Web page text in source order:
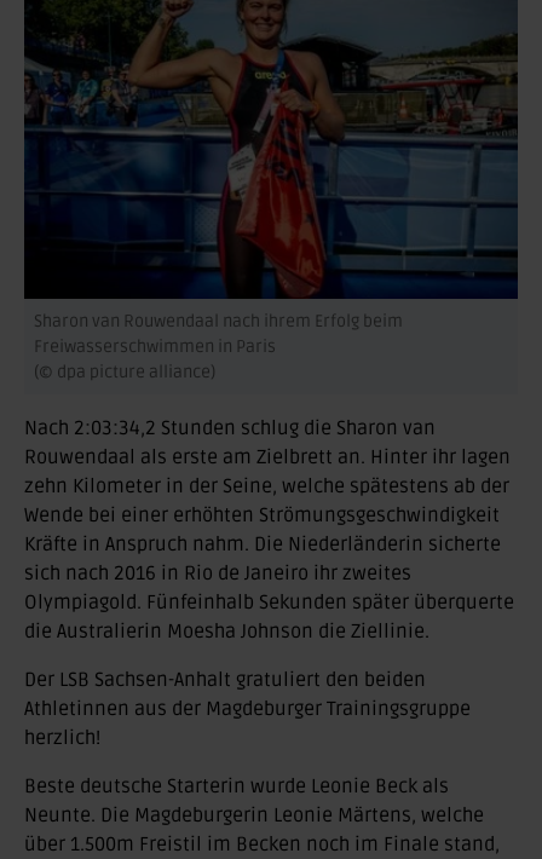
Sharon van Rouwendaal nach ihrem Erfolg beim
Freiwasserschwimmen in Paris
(© dpa picture alliance)
Nach 2:03:34,2 Stunden schlug die Sharon van
Rouwendaal als erste am Zielbrett an. Hinter ihr lagen
zehn Kilometer in der Seine, welche spätestens ab der
Wende bei einer erhöhten Strömungsgeschwindigkeit
Kräfte in Anspruch nahm. Die Niederländerin sicherte
sich nach 2016 in Rio de Janeiro ihr zweites
Olympiagold. Fünfeinhalb Sekunden später überquerte
die Australierin Moesha Johnson die Ziellinie.
Der LSB Sachsen-Anhalt gratuliert den beiden
Athletinnen aus der Magdeburger Trainingsgruppe
herzlich!
Beste deutsche Starterin wurde Leonie Beck als
Neunte. Die Magdeburgerin Leonie Märtens, welche
über 1.500m Freistil im Becken noch im Finale stand,